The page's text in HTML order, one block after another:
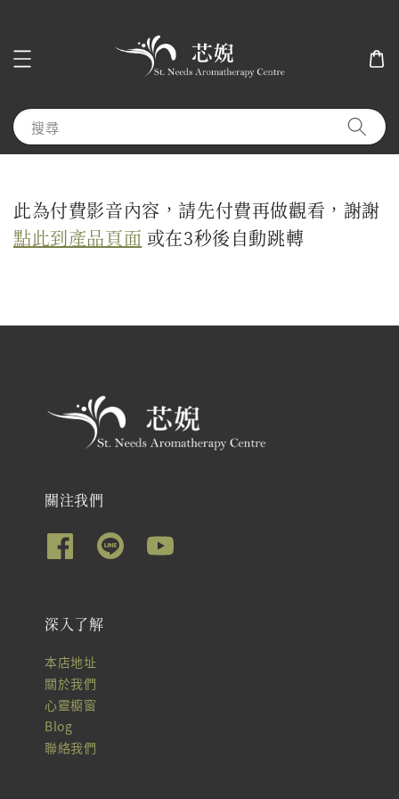
搜尋
此為付費影音內容，請先付費再做觀看，謝謝
點此到產品頁面 或在3秒後自動跳轉
關注我們
深入了解
本店地址
關於我們
心靈櫥窗
Blog
聯絡我們